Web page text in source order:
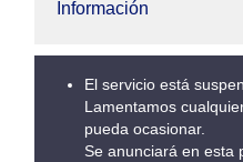
Información
El servicio está
Lamentamos
pueda ocasionar.
Se anunciará en esta